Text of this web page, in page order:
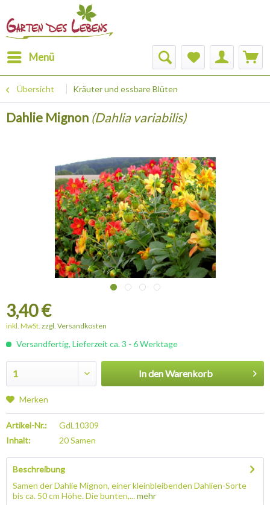
Menü
Übersicht Kräuter und essbare Blüten
Dahlie Mignon (Dahlia variabilis)
3,40 €
inkl. MwSt. zzgl. Versandkosten
Versandfertig, Lieferzeit ca. 3 - 6 Werktage
In denWarenkorb
Merken
Artikel-Nr.:
GdL10309
Inhalt:
20 Samen
Beschreibung
Samen der Dahlie Mignon, einer kleinbleibenden Dahlien-Sorte
bis ca. 50 cm Höhe. Die bunten,...mehr